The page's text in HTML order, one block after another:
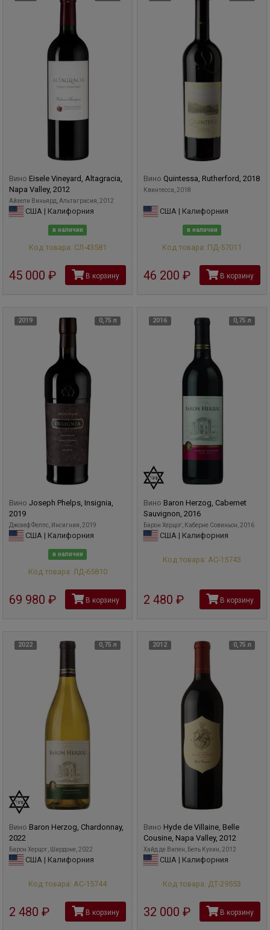
Вино Eisele Vineyard, Altagracia,
Napa Valley, 2012
Айзели Виньярд, Альтаграсия, 2012
США | Калифорния
в наличии
Код товара: СЛ-43581
45 000 рубВ корзину
Вино Quintessa, Rutherford, 2018
Квинтесса, 2018
США | Калифорния
в наличии
Код товара: ПД-57011
46 200 рубВ корзину
2019 0,75 л
Вино Joseph Phelps, Insignia,
2019
Джозеф Фелпс, Инсигния, 2019
США | Калифорния
в наличии
Код товара: ЛД-65810
69 980 рубВ корзину
2016 0,75 л
Вино Baron Herzog, Cabernet
Sauvignon, 2016
Барон Херцог, Каберне Совиньон, 2016
США | Калифорния
Код товара: АС-15743
2 480 руб В корзину
2022 0,75 л
Вино Baron Herzog, Chardonnay,
2022
Барон Херцог, Шардоне, 2022
США | Калифорния
Код товара: АС-15744
2 480 руб В корзину
2012 0,75 л
Вино Hyde de Villaine, Belle
Cousine, Napa Valley, 2012
Хайд де Вилен, Бель Кузин, 2012
США | Калифорния
Код товара: ДТ-29553
32 000 рубВ корзину